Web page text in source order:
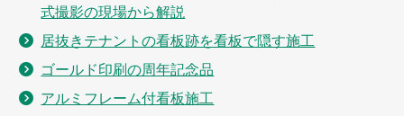
式撮影の現場から解説
居抜きテナントの看板跡を看板で隠す施工
ゴールド印刷の周年記念品
アルミフレーム付看板施工